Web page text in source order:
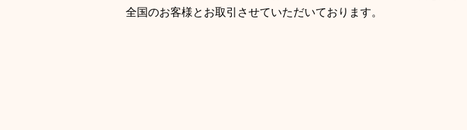
全国のお客様とお取引させていただいております。